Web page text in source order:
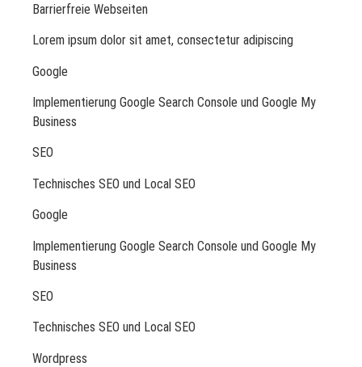
Barrierfreie Webseiten
Lorem ipsum dolor sit amet, consectetur adipiscing
Google
Implementierung Google Search Console und Google My
Business
SEO
Technisches SEO und Local SEO
Google
Implementierung Google Search Console und Google My
Business
SEO
Technisches SEO und Local SEO
Wordpress